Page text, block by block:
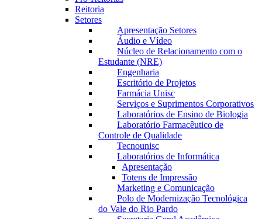
Reitoria
Setores
Apresentação Setores
Áudio e Vídeo
Núcleo de Relacionamento com o
Estudante (NRE)
Engenharia
Escritório de Projetos
Farmácia Unisc
Serviços e Suprimentos Corporativos
Laboratórios de Ensino de Biologia
Laboratório Farmacêutico de
Controle de Qualidade
Tecnounisc
Laboratórios de Informática
Apresentação
Totens de Impressão
Marketing e Comunicação
Polo de Modernização Tecnológica
do Vale do Rio Pardo